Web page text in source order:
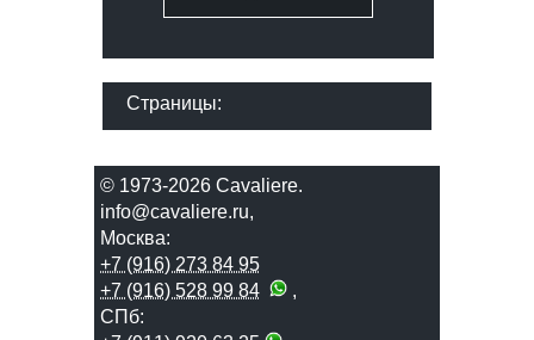
Страницы:
© 1973-2026 Сavaliere.
info@cavaliere.ru,
Москва:
+7 (916) 273 84 95
+7 (916) 528 99 84
,
СПб: